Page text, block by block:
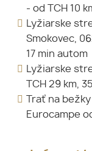
- od TCH 10
Lyžiarske
Smokovec,
17 min autom
Lyžiarske
TCH 29 km,
Trať na
Eurocampe